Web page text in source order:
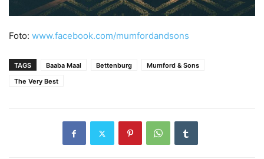
Foto: www.facebook.com/mumfordandsons
TAGS Baaba Maal Bettenburg
Mumford & Sons
The Very Best